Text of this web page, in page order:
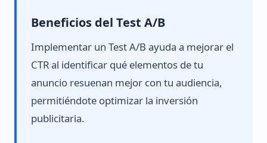
Beneficios del Test A/B
Implementar un Test A/B ayuda a mejorar el
CTR al identificar qué elementos de tu
anuncio resuenan mejor con tu audiencia,
permitiéndote optimizar la inversión
publicitaria.